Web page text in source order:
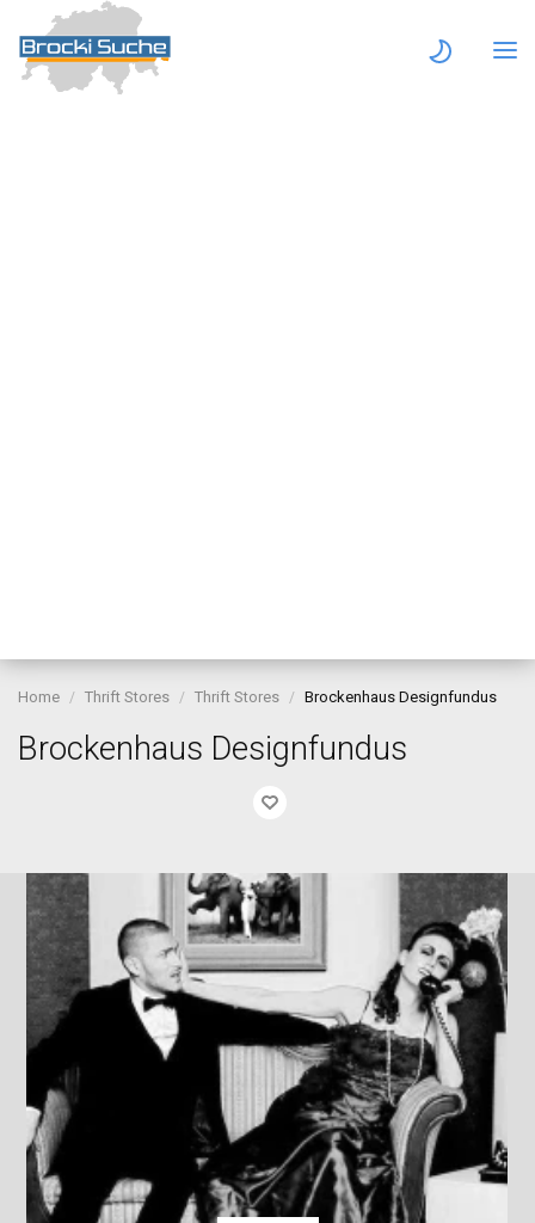
Home Thrift Stores Thrift Stores Brockenhaus Designfundus
Brockenhaus Designfundus